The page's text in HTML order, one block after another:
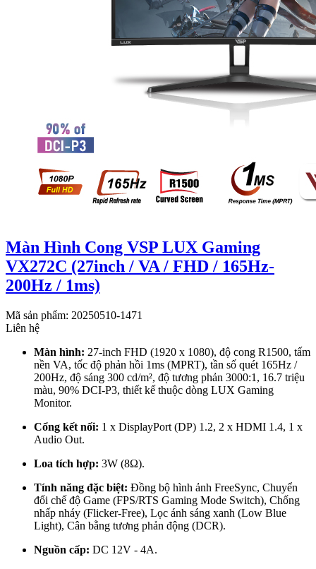
Màn Hình Cong VSP LUX Gaming
VX272C (27inch / VA / FHD / 165Hz-
200Hz / 1ms)
Mã sản phẩm: 20250510-1471
Liên hệ
Màn hình: 27-inch FHD (1920 x 1080), độ cong R1500, tấm
nền VA, tốc độ phản hồi 1ms (MPRT), tần số quét 165Hz /
200Hz, độ sáng 300 cd/m², độ tương phản 3000:1, 16.7 triệu
màu, 90% DCI-P3, thiết kế thuộc dòng LUX Gaming
Monitor.
Cổng kết nối: 1 x DisplayPort (DP) 1.2, 2 x HDMI 1.4, 1 x
Audio Out.
Loa tích hợp: 3W (8Ω).
Tính năng đặc biệt: Đồng bộ hình ảnh FreeSync, Chuyển
đổi chế độ Game (FPS/RTS Gaming Mode Switch), Chống
nhấp nháy (Flicker-Free), Lọc ánh sáng xanh (Low Blue
Light), Cân bằng tương phản động (DCR).
Nguồn cấp: DC 12V - 4A.